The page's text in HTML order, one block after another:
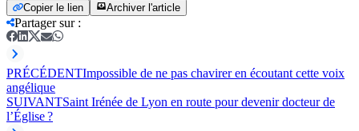
Copier le lien Archiver l'article
Partager sur:
PRÉCÉDENTImpossible de ne pas chavirer en écoutant cette voix
angélique
SUIVANTSaint Irénée de Lyon en route pour devenir docteur de
l’Église ?